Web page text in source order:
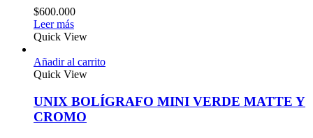
$600.000
Leer más
Quick View
Añadir al carrito
Quick View
UNIX BOLÍGRAFO MINI VERDE MATTE Y
CROMO